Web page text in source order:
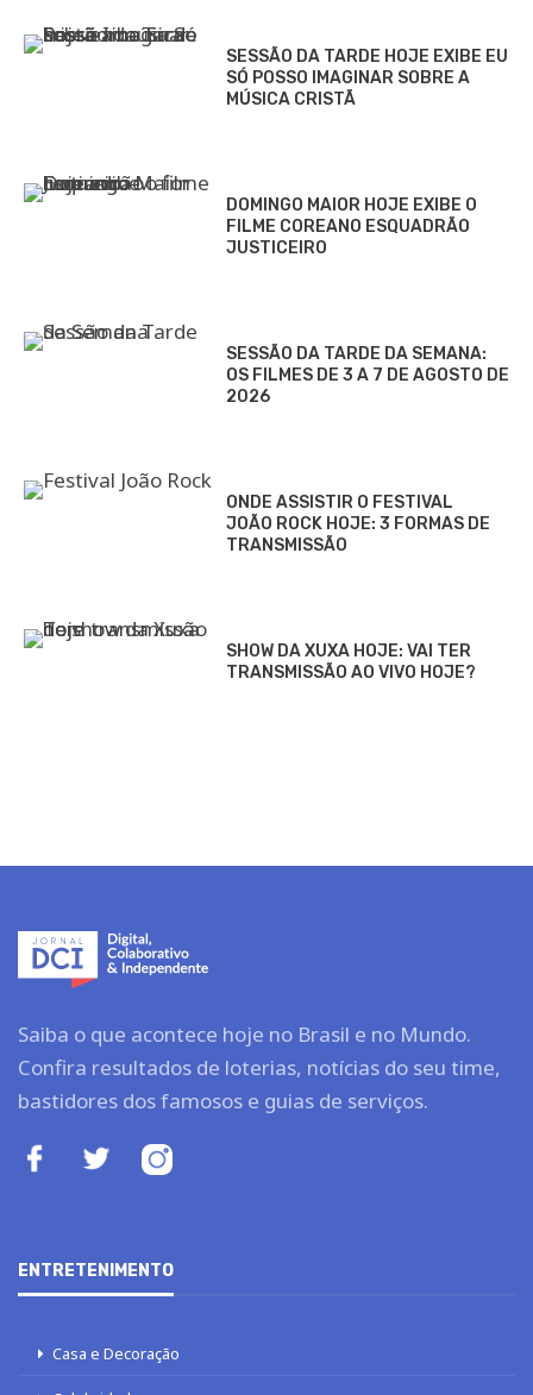
SESSÃO DA TARDE HOJE EXIBE EU
SÓ POSSO IMAGINAR SOBRE A
MÚSICA CRISTÃ
DOMINGO MAIOR HOJE EXIBE O
FILME COREANO ESQUADRÃO
JUSTICEIRO
SESSÃO DA TARDE DA SEMANA:
OS FILMES DE 3 A 7 DE AGOSTO DE
2026
ONDE ASSISTIR O FESTIVAL
JOÃO ROCK HOJE: 3 FORMAS DE
TRANSMISSÃO
SHOW DA XUXA HOJE: VAI TER
TRANSMISSÃO AO VIVO HOJE?
Saiba o que acontece hoje no Brasil e no Mundo.
Confira resultados de loterias, notícias do seu time,
bastidores dos famosos e guias de serviços.
ENTRETENIMENTO
Casa e Decoração